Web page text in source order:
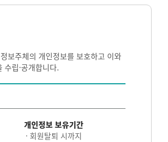
보주체의 개인정보를 보호하고 이와
립·공개합니다.
개인정보 보유기간
· 회원탈퇴 시까지